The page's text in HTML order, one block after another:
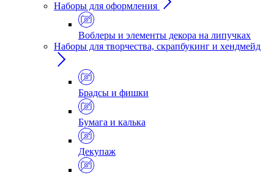
Наборы для оформления
Воблеры и элементы декора на липучках
Наборы для творчества, скрапбукинг и хендмейд
Брадсы и фишки
Бумага и калька
Декупаж